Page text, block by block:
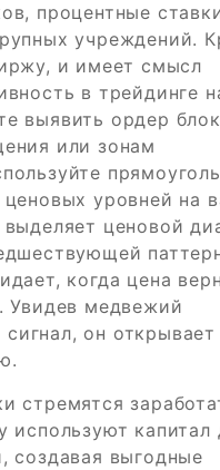
процентные
учреждений.
и имеет смысл
в трейдинге
выявить ордер
или зонам
уровней на
ценовой
когда цена
Увидев медвежий
он открывает
стремятся
используют капитал
создавая выгодные